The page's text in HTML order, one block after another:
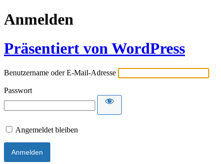
Anmelden
Präsentiert von WordPress
Benutzername oder E-Mail-Adresse
Passwort
Angemeldet bleiben